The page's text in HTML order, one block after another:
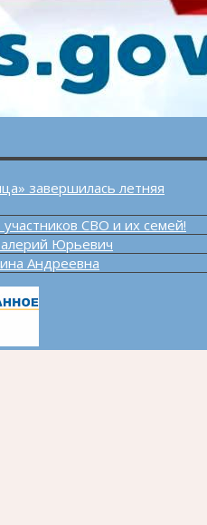
завершилась летняя
СВО и их семей!
Юрьевич
Андреевна